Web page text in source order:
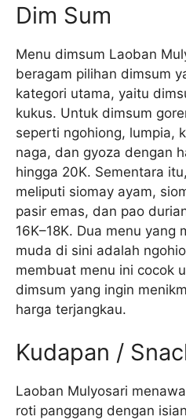
Dim Sum
Menu dimsum Laoban
beragam pilihan dimsum
kategori utama, yaitu
kukus. Untuk dimsum
seperti ngohiong, lumpia,
naga, dan gyoza dengan
hingga 20K. Sementara
meliputi siomay ayam,
pasir emas, dan pao
16K–18K. Dua menu yang
muda di sini adalah
membuat menu ini cocok
dimsum yang ingin
harga terjangkau.
Kudapan /
Laoban Mulyosari
roti panggang dengan